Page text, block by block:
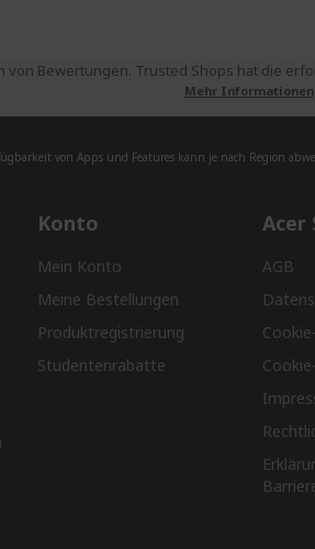
Bewertungen. Trusted Shops hat die
Mehr Informationen
von Apps und Features kann je nach Region
Konto
Mein Konto
Meine Bestellungen
Produktregistrierung
Studentenrabatte
Acer
AGB